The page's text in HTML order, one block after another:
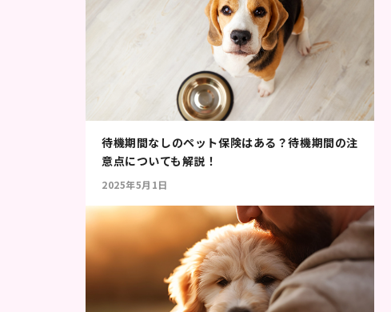
待機期間なしのペット保険はある？待機期間の注
意点についても解説！
2025年5月1日